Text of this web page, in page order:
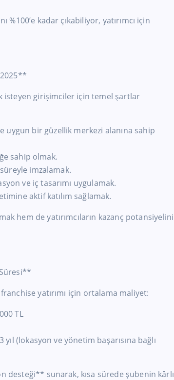
kadar çıkabiliyor, yatırımcı için
isteyen girişimciler için temel şartlar
uygun bir güzellik merkezi alanına sahip
sahip olmak.
imzalamak.
ve iç tasarımı uygulamak.
aktif katılım sağlamak.
hem de yatırımcıların kazanç potansiyelini
yatırımı için ortalama maliyet:
TL
(lokasyon ve yönetim başarısına bağlı
desteği** sunarak, kısa sürede şubenin kârlı